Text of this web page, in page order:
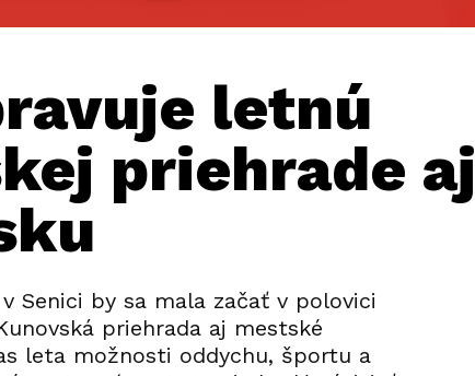
letnú
priehrade aj
Senici by sa mala začať v polovici
priehrada aj mestské
leta možnosti oddychu, športu a